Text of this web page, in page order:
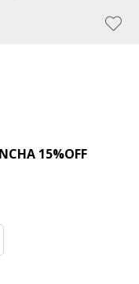
15%OFF